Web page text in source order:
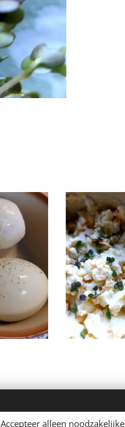
Accepteer alleen noodzakelijke